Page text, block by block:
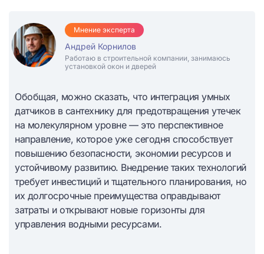
Мнение эксперта
Андрей Корнилов
Работаю в строительной компании, занимаюсь
установкой окон и дверей
Обобщая, можно сказать, что интеграция умных
датчиков в сантехнику для предотвращения утечек
на молекулярном уровне — это перспективное
направление, которое уже сегодня способствует
повышению безопасности, экономии ресурсов и
устойчивому развитию. Внедрение таких технологий
требует инвестиций и тщательного планирования, но
их долгосрочные преимущества оправдывают
затраты и открывают новые горизонты для
управления водными ресурсами.